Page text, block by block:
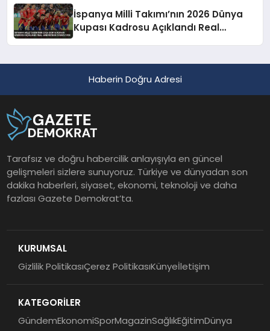
İspanya Milli Takımı’nın 2026 Dünya
Kupası Kadrosu Açıklandı Real
Haberin Doğru Adresi
Tarafsız ve doğru habercilik anlayışıyla en güncel
gelişmeleri sizlere sunuyoruz. Türkiye ve dünyadan son
dakika haberleri, siyaset, ekonomi, teknoloji ve daha
fazlası Gazete Demokrat’ta.
KURUMSAL
Gizlilik PolitikasıÇerez PolitikasıKünyeİletişim
KATEGORİLER
GündemEkonomiSporMagazinSağlıkEğitimDünya